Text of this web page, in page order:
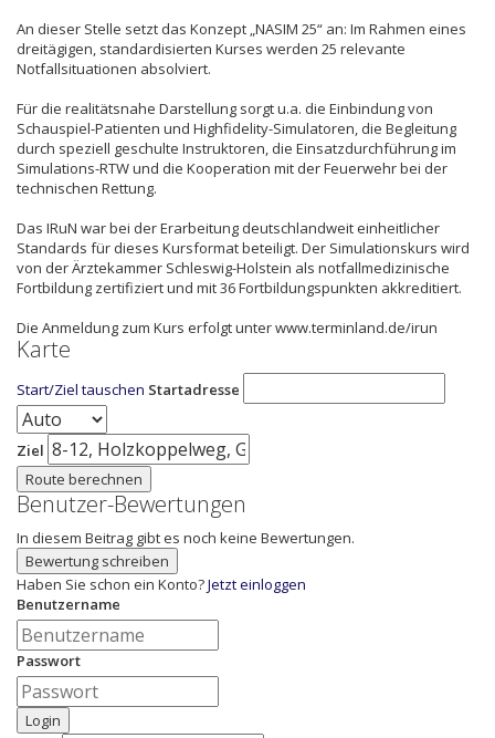
An dieser Stelle setzt das Konzept „NASIM 25“ an: Im Rahmen eines
dreitägigen, standardisierten Kurses werden 25 relevante
Notfallsituationen absolviert.
Für die realitätsnahe Darstellung sorgt u.a. die Einbindung von
Schauspiel-Patienten und Highfidelity-Simulatoren, die Begleitung
durch speziell geschulte Instruktoren, die Einsatzdurchführung im
Simulations-RTW und die Kooperation mit der Feuerwehr bei der
technischen Rettung.
Das IRuN war bei der Erarbeitung deutschlandweit einheitlicher
Standards für dieses Kursformat beteiligt. Der Simulationskurs wird
von der Ärztekammer Schleswig-Holstein als notfallmedizinische
Fortbildung zertifiziert und mit 36 Fortbildungspunkten akkreditiert.
Die Anmeldung zum Kurs erfolgt unter www.terminland.de/irun
Karte
Start/Ziel tauschen Startadresse
Ziel
Route berechnen
Benutzer-Bewertungen
In diesem Beitrag gibt es noch keine Bewertungen.
Bewertung schreiben
Haben Sie schon ein Konto?Jetzt einloggen
Benutzername
Passwort
Login